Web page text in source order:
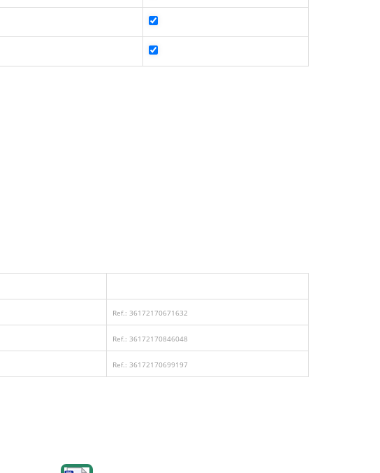
Ref.: 36172170671632
Ref.: 36172170846048
Ref.: 36172170699197